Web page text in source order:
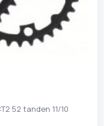
52 tanden 11/10